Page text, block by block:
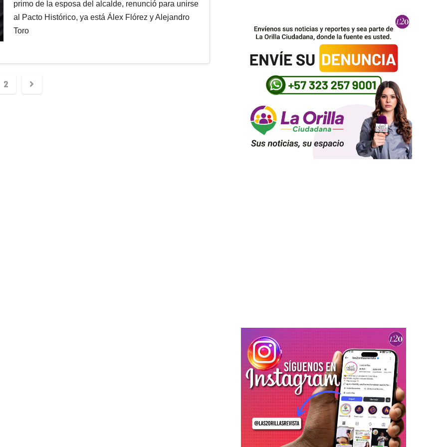
primo de la esposa del alcalde, renunció para unirse
al Pacto Histórico, ya está Álex Flórez y Alejandro
Toro
2